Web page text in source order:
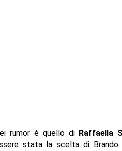
rumor è quello di Raffaella
stata la scelta di Brando